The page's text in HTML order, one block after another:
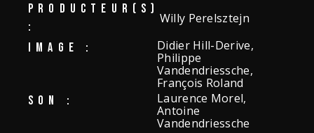
PRODUCTEUR(S)
:
Willy Perelsztejn
IMAGE :
Didier Hill-Derive,
Philippe
Vandendriessche,
François Roland
SON :
Laurence Morel,
Antoine
Vandendriessche